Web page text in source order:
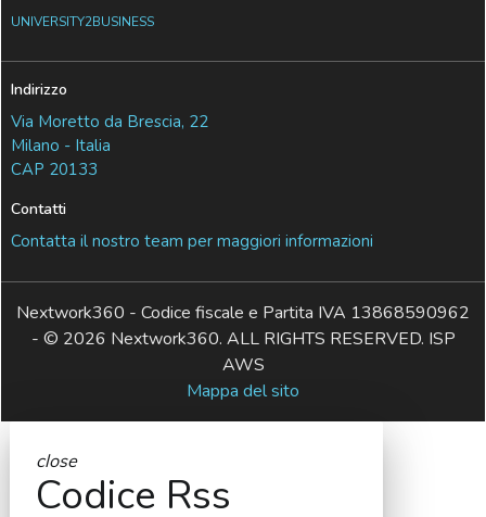
UNIVERSITY2BUSINESS
Indirizzo
Via Moretto da Brescia, 22
Milano - Italia
CAP 20133
Contatti
Contatta il nostro team per maggiori informazioni
Nextwork360 - Codice fiscale e Partita IVA 13868590962
- © 2026 Nextwork360. ALL RIGHTS RESERVED. ISP
AWS
Mappa del sito
close
Codice Rss